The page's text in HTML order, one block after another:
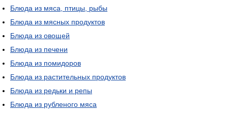
Блюда из мяса, птицы, рыбы
Блюда из мясных продуктов
Блюда из овощей
Блюда из печени
Блюда из помидоров
Блюда из растительных продуктов
Блюда из редьки и репы
Блюда из рубленого мяса